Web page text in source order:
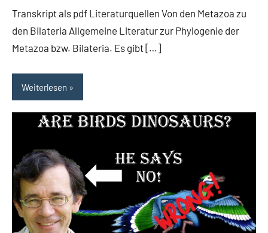
Transkript als pdf Literaturquellen Von den Metazoa zu
den Bilateria Allgemeine Literatur zur Phylogenie der
Metazoa bzw. Bilateria. Es gibt […]
Weiterlesen